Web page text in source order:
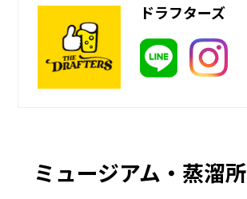
ドラフターズ
ミュージアム・蒸溜所